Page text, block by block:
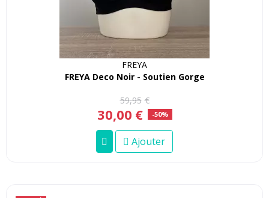
FREYA
FREYA Deco Noir - Soutien Gorge
59,95 €
30,00 € -50%
Ajouter